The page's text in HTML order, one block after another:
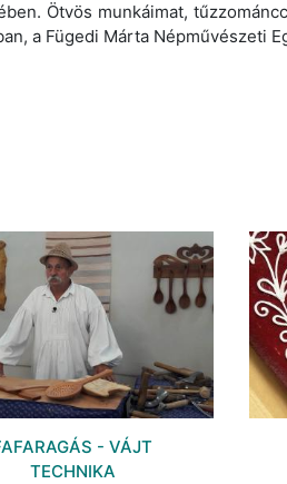
Ötvös munkáimat,
a Fügedi Márta Népművészeti
- VÁJT
TECHNIKA